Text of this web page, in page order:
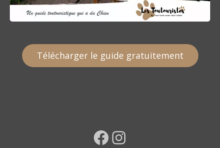
Télécharger le guide gratuitement
Facebook Instagram